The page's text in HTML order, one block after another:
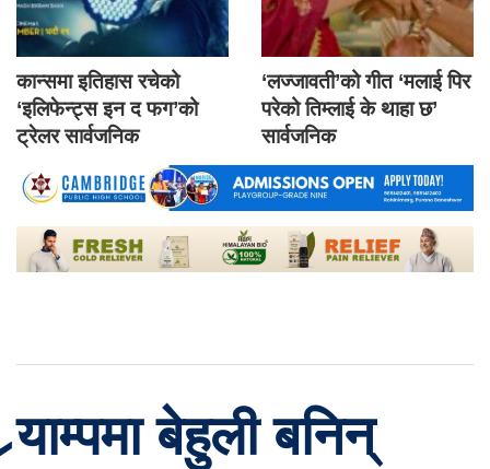
कान्समा इतिहास रचेको
‘इलिफेन्ट्स इन द फग’को
ट्रेलर सार्वजनिक
‘लज्जावती’को गीत ‘मलाई पिर
परेको तिम्लाई के थाहा छ’
सार्वजनिक
र्‍याम्पमा बेहुली बनिन्